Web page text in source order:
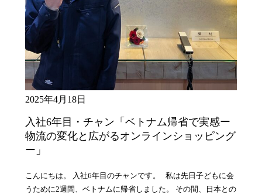
2025年4月18日
入社6年目・チャン「ベトナム帰省で実感ー
物流の変化と広がるオンラインショッピング
ー」
こんにちは。 入社6年目のチャンです。 私は先日子どもに会
うために2週間、ベトナムに帰省しました。 その間、日本との